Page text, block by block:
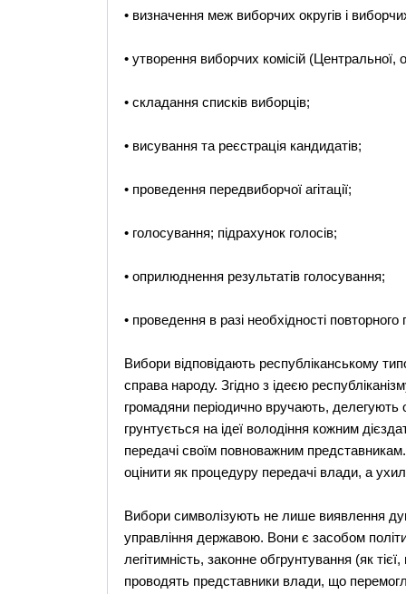
• визначення меж виборчих округів і
• утворення виборчих комісій (Центральної,
• складання списків виборців;
• висування та реєстрація кандидатів;
• проведення передвиборчої агітації;
• голосування; підрахунок голосів;
• оприлюднення результатів голосування;
• проведення в разі необхідності
Вибори відповідають республіканському
справа народу. Згідно з ідеєю
громадяни періодично вручають,
грунтується на ідеї володіння кожним
передачі своїм повноважним
оцінити як процедуру передачі влади, а
Вибори символізують не лише виявлення
управління державою. Вони є засобом
легітимність, законне обгрунтування (як
проводять представники влади, що